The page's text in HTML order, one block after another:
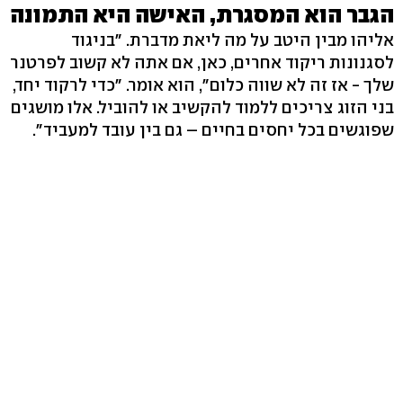
הגבר הוא המסגרת, האישה היא התמונה
אליהו מבין היטב על מה ליאת מדברת. "בניגוד
לסגנונות ריקוד אחרים, כאן, אם אתה לא קשוב לפרטנר
שלך - אז זה לא שווה כלום", הוא אומר. "כדי לרקוד יחד,
בני הזוג צריכים ללמוד להקשיב או להוביל. אלו מושגים
שפוגשים בכל יחסים בחיים – גם בין עובד למעביד".